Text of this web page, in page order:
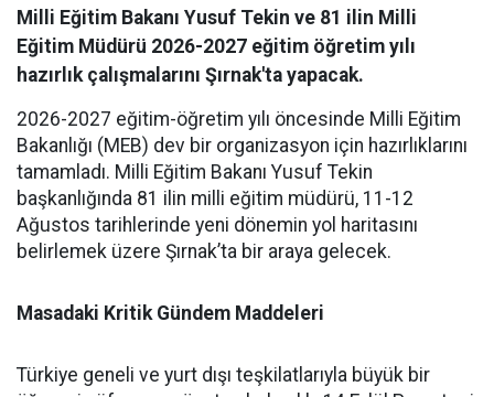
Milli Eğitim Bakanı Yusuf Tekin ve 81 ilin Milli
Eğitim Müdürü 2026-2027 eğitim öğretim yılı
hazırlık çalışmalarını Şırnak'ta yapacak.
​2026-2027 eğitim-öğretim yılı öncesinde Milli Eğitim
Bakanlığı (MEB) dev bir organizasyon için hazırlıklarını
tamamladı. Milli Eğitim Bakanı Yusuf Tekin
başkanlığında 81 ilin milli eğitim müdürü, 11-12
Ağustos tarihlerinde yeni dönemin yol haritasını
belirlemek üzere Şırnak’ta bir araya gelecek.
Masadaki Kritik Gündem Maddeleri
​Türkiye geneli ve yurt dışı teşkilatlarıyla büyük bir